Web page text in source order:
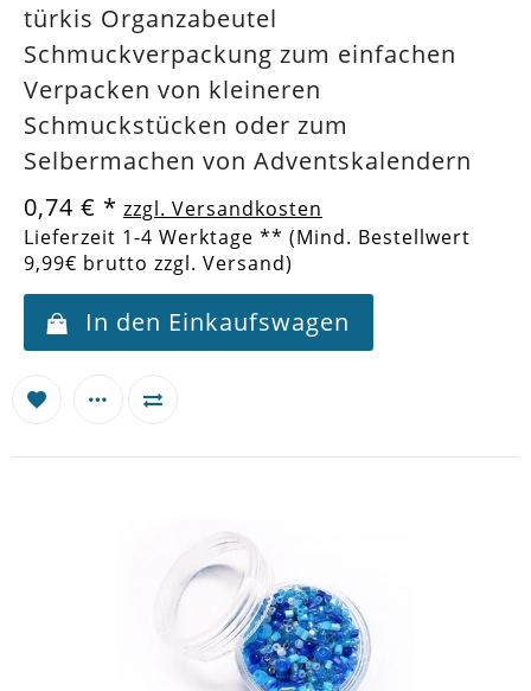
türkis Organzabeutel
Schmuckverpackung zum einfachen
Verpacken von kleineren
Schmuckstücken oder zum
Selbermachen von Adventskalendern
0,74 € * zzgl. Versandkosten
Lieferzeit 1-4 Werktage ** (Mind. Bestellwert
9,99€ brutto zzgl. Versand)
In den Einkaufswagen